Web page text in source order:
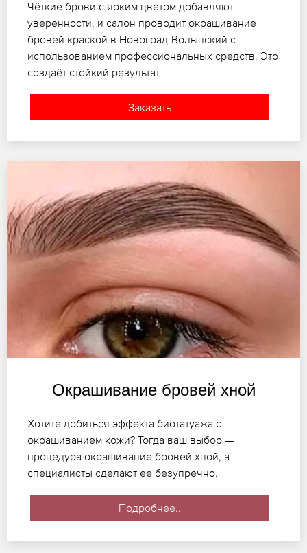
Чёткие брови с ярким цветом добавляют
уверенности, и салон проводит окрашивание
бровей краской в Новоград-Волынский с
использованием профессиональных средств. Это
создаёт стойкий результат.
Заказать
Окрашивание бровей хной
Хотите добиться эффекта биотатуажа с
окрашиванием кожи? Тогда ваш выбор —
процедура окрашивание бровей хной, а
специалисты сделают ее безупречно.
Подробнее..